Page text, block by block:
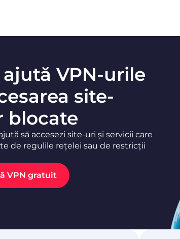
VPN-urile
site-
blocate
să accesezi site-uri și servicii care
de regulile rețelei sau de restricții
VPN gratuit